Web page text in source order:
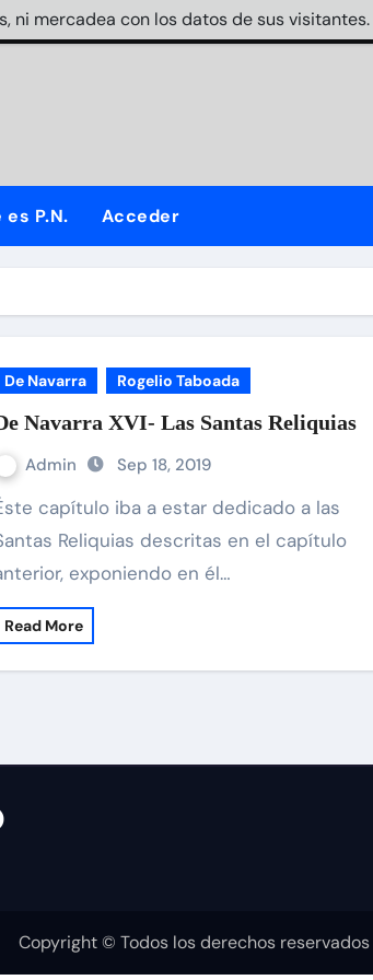
es P.N. Acceder
De Navarra Rogelio Taboada
Navarra XVI- Las Santas Reliquias
Admin Sep 18, 2019
a las
Reliquias descritas en el capítulo
exponiendo en él…
Read More
Copyright © Todos los derechos reservados
ni mercadea con los datos de sus